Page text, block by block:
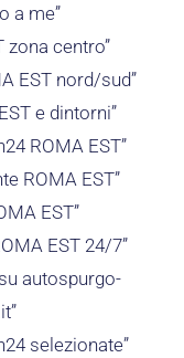
a me”
zona centro”
EST nord/sud”
e dintorni”
ROMA EST”
ROMA EST”
EST”
EST 24/7”
autospurgo-
selezionate”